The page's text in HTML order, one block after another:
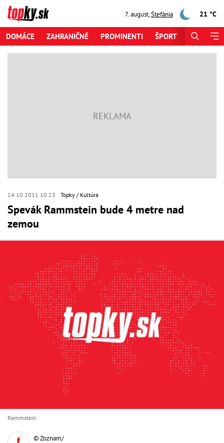
7. august,Štefánia 21 °C
DOMÁCE ZAHRANIČNÉ PROMINENTI ŠPORT
14.10.2011 10:23 Topky Kultúra
Spevák Rammstein bude 4 metre nad
zemou
Rammstein
© Zoznam/